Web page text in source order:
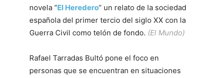
novela “El Heredero” un relato de la sociedad
española del primer tercio del siglo XX con la
Guerra Civil como telón de fondo. (El Mundo)
Rafael Tarradas Bultó pone el foco en
personas que se encuentran en situaciones